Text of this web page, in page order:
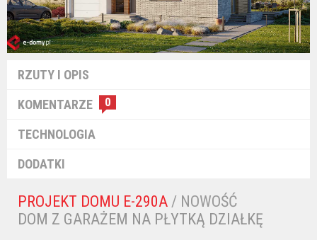
RZUTY I OPIS
KOMENTARZE
0
TECHNOLOGIA
DODATKI
PROJEKT DOMU E-290A / NOWOŚĆ
DOM Z GARAŻEM NA PŁYTKĄ DZIAŁKĘ